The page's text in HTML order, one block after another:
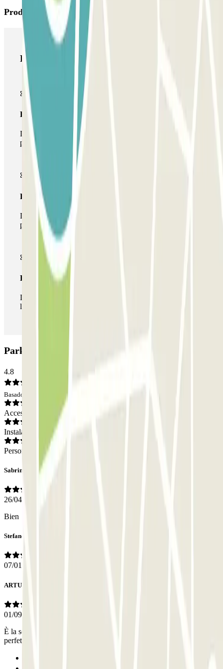
Productos de Parclick
Productos de Parclick
Pase básico
Durante tu estancia podrás entrar y salir una única vez al
parking
Pase multiparking
Durante tu estancia podrás hacer uso de toda la red de
parkings de este operador disponibles en Parclick.
Pase ilimitado
Durante tu estancia podrás entrar y salir del parking todas
las veces que quieras.
Parking Garage San Filippo: Opiniones
4.8
Basado en 4 opiniones
Acceso
Instalaciones
Personal
Sabrina
26/04/2026
Bien
Stefano
07/01/2026
ARTURO
01/09/2025
È la seconda volta che uso questo garage, prenotazione online, tutto
perfetto sia nel lasciare che ritirare l'auto .